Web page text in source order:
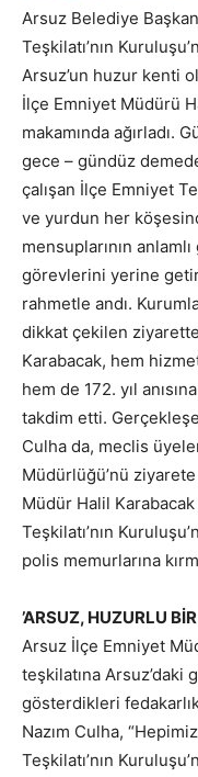
Arsuz Belediye
Teşkilatı’nın
Arsuz’un huzur kenti
İlçe Emniyet Müdürü
makamında ağırladı.
gece – gündüz
çalışan İlçe Emniyet
ve yurdun her
mensuplarının
görevlerini yerine
rahmetle andı.
dikkat çekilen
Karabacak, hem
hem de 172. yıl
takdim etti.
Culha da, meclis
Müdürlüğü’nü
Müdür Halil
Teşkilatı’nın
polis memurlarına
’ARSUZ, HUZURLU BİR
Arsuz İlçe Emniyet
teşkilatına Arsuz’daki
gösterdikleri
Nazım Culha,
Teşkilatı’nın